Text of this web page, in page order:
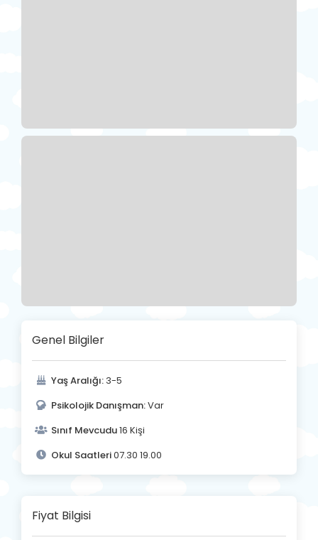
Genel Bilgiler
Yaş Aralığı: 3-5
Psikolojik Danışman:Var
Sınıf Mevcudu16 Kişi
Okul Saatleri07.30 19.00
Fiyat Bilgisi